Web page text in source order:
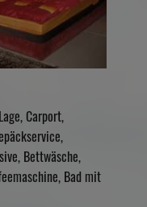
Carport,
Bettwäsche,
Bad mit